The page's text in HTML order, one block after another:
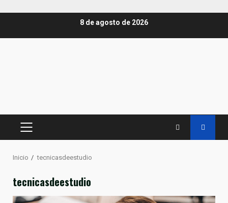
8 de agosto de 2026
MENÚ
Inicio tecnicasdeestudio
tecnicasdeestudio